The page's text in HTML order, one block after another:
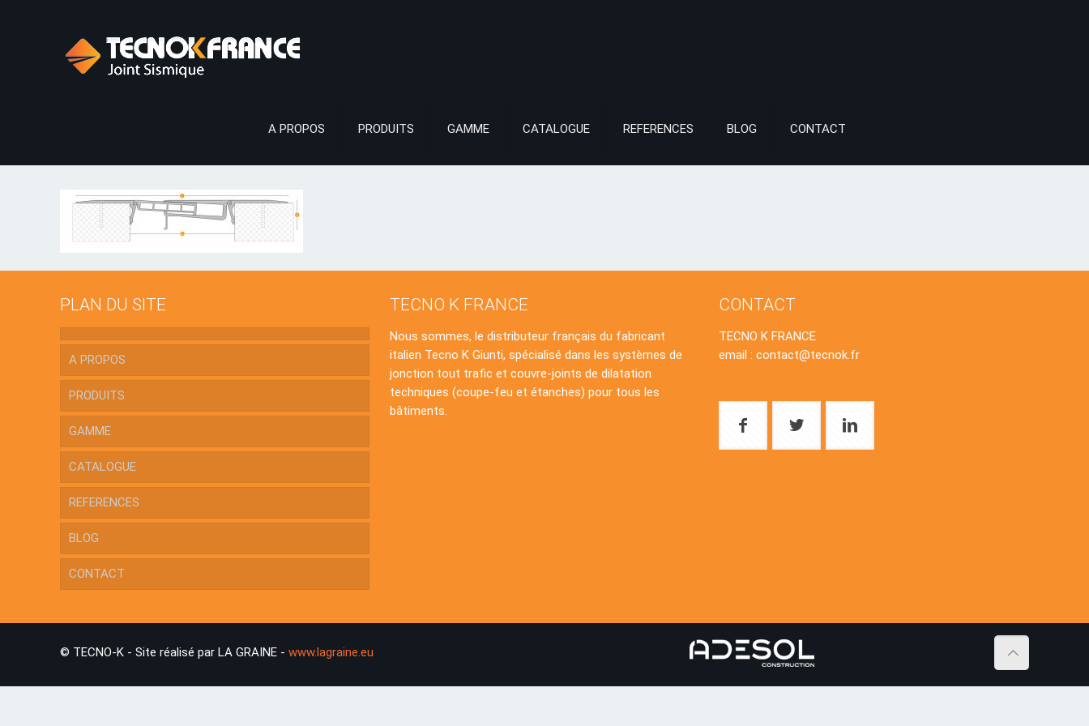
A PROPOS PRODUITS GAMME CATALOGUE REFERENCES BLOG CONTACT
PLAN DU SITE
A PROPOS
PRODUITS
GAMME
CATALOGUE
REFERENCES
BLOG
CONTACT
TECNO K FRANCE
Nous sommes, le distributeur français du fabricant
italien Tecno K Giunti, spécialisé dans les systèmes de
jonction tout trafic et couvre-joints de dilatation
techniques (coupe-feu et étanches) pour tous les
bâtiments.
CONTACT
TECNO K FRANCE
email : contact@tecnok.fr
© TECNO-K - Site réalisé par LA GRAINE -www.lagraine.eu